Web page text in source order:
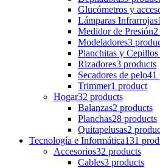
Glucómetros y
Lámparas Infrarrojas
Medidor de Presión
Modeladores3
Planchitas y
Rizadores3 products
Secadores de pelo41
Trimmer1 product
Hogar32 products
Balanzas2 products
Planchas28 products
Quitapelusas2
Tecnología e Informática131
Accesorios32 products
Cables3 products